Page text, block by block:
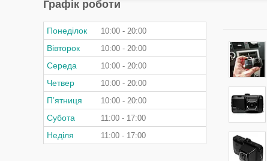
Графік роботи
Понеділок 10:00 20:00
Вівторок 10:00 20:00
Середа 10:00 20:00
Четвер 10:00 20:00
Пʼятниця 10:00 20:00
Субота 11:00 17:00
Неділя 11:00 17:00